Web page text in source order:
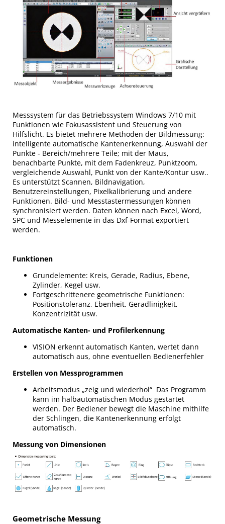
Messsystem für das Betriebssystem Windows 7/10 mit
Funktionen wie Fokusassistent und Steuerung von
Hilfslicht. Es bietet mehrere Methoden der Bildmessung:
intelligente automatische Kantenerkennung, Auswahl der
Punkte - Bereich/mehrere Teile; mit der Maus,
benachbarte Punkte, mit dem Fadenkreuz, Punktzoom,
vergleichende Auswahl, Punkt von der Kante/Kontur usw..
Es unterstützt Scannen, Bildnavigation,
Benutzereinstellungen, Pixelkalibrierung und andere
Funktionen. Bild- und Messtastermessungen können
synchronisiert werden. Daten können nach Excel, Word,
SPC und Messelemente in das Dxf-Format exportiert
werden.
Funktionen
Grundelemente: Kreis, Gerade, Radius, Ebene,
Zylinder, Kegel usw.
Fortgeschrittenere geometrische Funktionen:
Positionstoleranz, Ebenheit, Geradlinigkeit,
Konzentrizität usw.
Automatische Kanten- und Profilerkennung
VISION erkennt automatisch Kanten, wertet dann
automatisch aus, ohne eventuellen Bedienerfehler
Erstellen von Messprogrammen
Arbeitsmodus „zeig und wiederhol“ Das Programm
kann im halbautomatischen Modus gestartet
werden. Der Bediener bewegt die Maschine mithilfe
der Schlingen, die Kantenerkennung erfolgt
automatisch.
Messung von Dimensionen
Geometrische Messung